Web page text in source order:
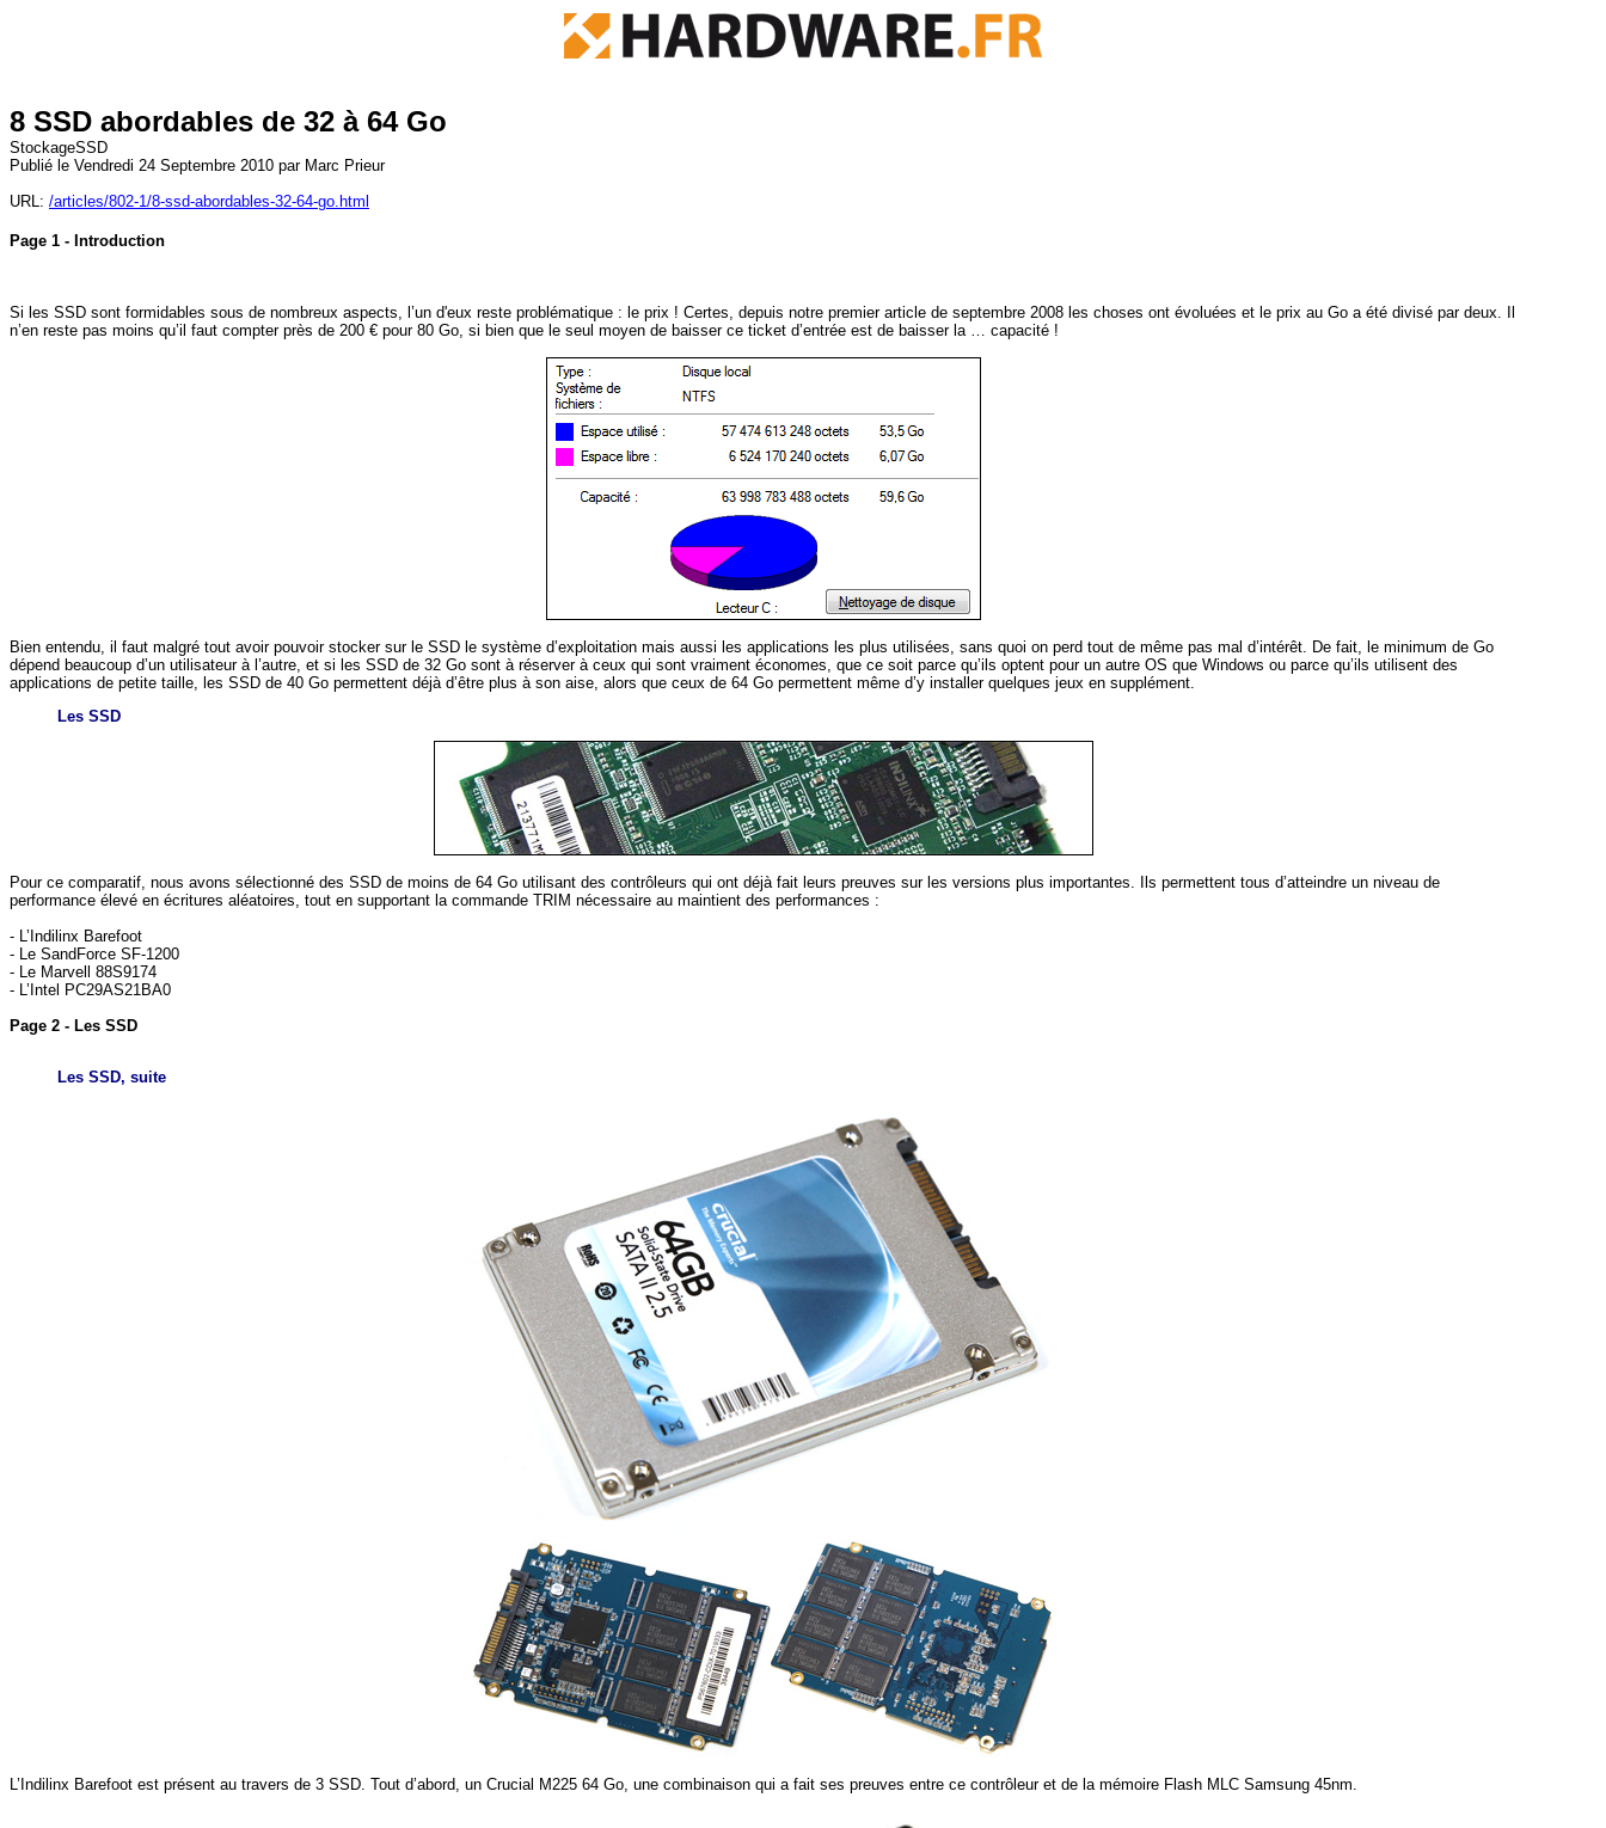
8 SSD abordables de 32 à 64 Go
StockageSSD
Publié le Vendredi 24 Septembre 2010 par Marc Prieur
URL: /articles/802-1/8-ssd-abordables-32-64-go.html
Page 1 - Introduction
Si les SSD sont formidables sous de nombreux aspects, l’un d'eux reste problématique : le prix ! Certes, depuis notre premier article de septembre 2008 les choses ont évoluées et le prix au Go a été divisé par deux. Il
n’en reste pas moins qu’il faut compter près de 200 € pour 80 Go, si bien que le seul moyen de baisser ce ticket d’entrée est de baisser la … capacité !
Bien entendu, il faut malgré tout avoir pouvoir stocker sur le SSD le système d’exploitation mais aussi les applications les plus utilisées, sans quoi on perd tout de même pas mal d’intérêt. De fait, le minimum de Go
dépend beaucoup d’un utilisateur à l’autre, et si les SSD de 32 Go sont à réserver à ceux qui sont vraiment économes, que ce soit parce qu’ils optent pour un autre OS que Windows ou parce qu’ils utilisent des
applications de petite taille, les SSD de 40 Go permettent déjà d’être plus à son aise, alors que ceux de 64 Go permettent même d’y installer quelques jeux en supplément.
Les SSD
Pour ce comparatif, nous avons sélectionné des SSD de moins de 64 Go utilisant des contrôleurs qui ont déjà fait leurs preuves sur les versions plus importantes. Ils permettent tous d’atteindre un niveau de
performance élevé en écritures aléatoires, tout en supportant la commande TRIM nécessaire au maintient des performances :
- L’Indilinx Barefoot
- Le SandForce SF-1200
- Le Marvell 88S9174
- L’Intel PC29AS21BA0
Page 2 - Les SSD
Les SSD, suite
L’Indilinx Barefoot est présent au travers de 3 SSD. Tout d’abord, un Crucial M225 64 Go, une combinaison qui a fait ses preuves entre ce contrôleur et de la mémoire Flash MLC Samsung 45nm.